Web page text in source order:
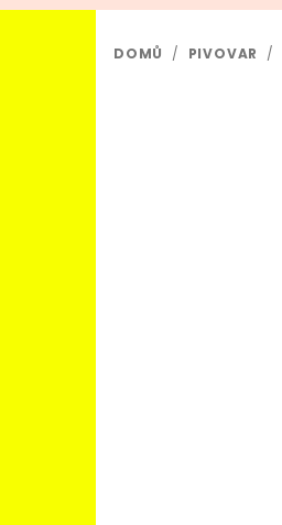
DOMŮ / PIVOVAR /